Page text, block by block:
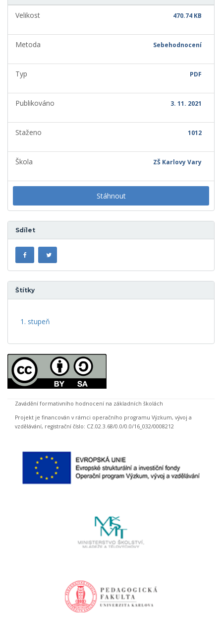
470.74 KB
Velikost
Metoda Sebehodnocení
Typ PDF
3. 11. 2021
Publikováno
1012
Staženo
Škola ZŠ Karlovy Vary
Stáhnout
Sdílet
Štítky
1. stupeň
Zavádění formativního hodnocení na základních školách
Projekt je financován v rámci operačního programu Výzkum, vývoj a
vzdělávání, registrační číslo: CZ.02.3.68/0.0/0.0/16_032/0008212